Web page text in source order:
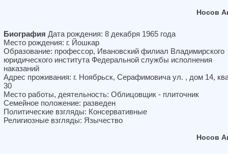
Носов
Биография Дата рождения: 8 декабря 1965 года
Место рождения: г. Йошкар
Образование: профессор, Ивановский филиал Владимирского
юридического института Федеральной службы исполнения
наказаний
Адрес проживания: г. Ноябрьск, Серафимовича ул. , дом 14,
30
Место работы, деятельность: Облицовщик - плиточник
Семейное положение: разведен
Политические взгляды: Консервативные
Религиозные взгляды: Язычество
Носов